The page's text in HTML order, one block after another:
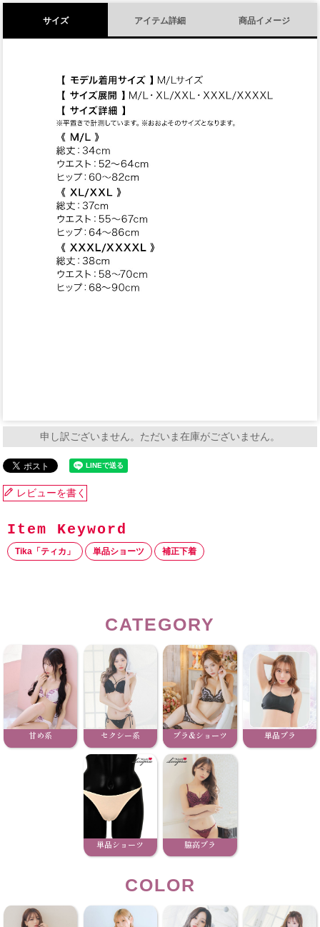
サイズ アイテム詳細 商品イメージ
申し訳ございません。ただいま在庫がございません。
レビューを書く
Tika「ティカ」 単品ショーツ 補正下着
CATEGORY
甘め系 セクシー系 ブラ&ショーツ 単品ブラ
単品ショーツ 脇高ブラ
COLOR